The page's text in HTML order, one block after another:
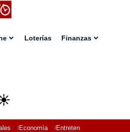
Loterías Finanzas
Economía Entretenimiento